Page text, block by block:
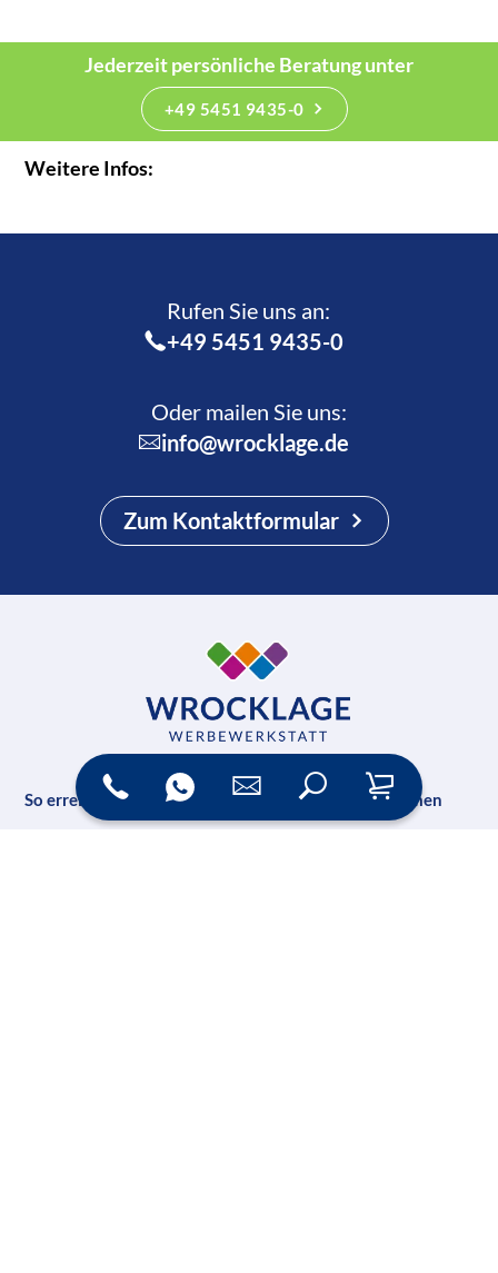
Jederzeit persönliche Beratung unter
+49 5451 9435-0
Weitere Infos:
Rufen Sie uns an:­
+49 5451 9435-0
Oder mailen Sie uns:
info@wrocklage.de
Zum Kontaktformular
So erreichen Sie uns
Unternehmen